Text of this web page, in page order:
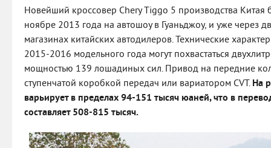
Новейший кроссовер Chery Tiggo 5 производства
ноябре 2013 года на автошоу в Гуаньджоу, и уже через
магазинах китайских автодилеров. Технические
2015-2016 модельного года могут похвастаться
мощностью 139 лошадиных сил. Привод на передние
ступенчатой коробкой передач или вариатором CVT. На
варьирует в пределах 94-151 тысяч юаней, что в
составляет 508-815 тысяч.